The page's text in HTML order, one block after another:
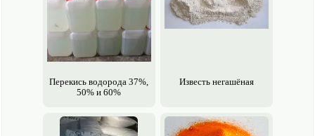
Перекись водорода 37%,
50% и 60%
Известь негашёная